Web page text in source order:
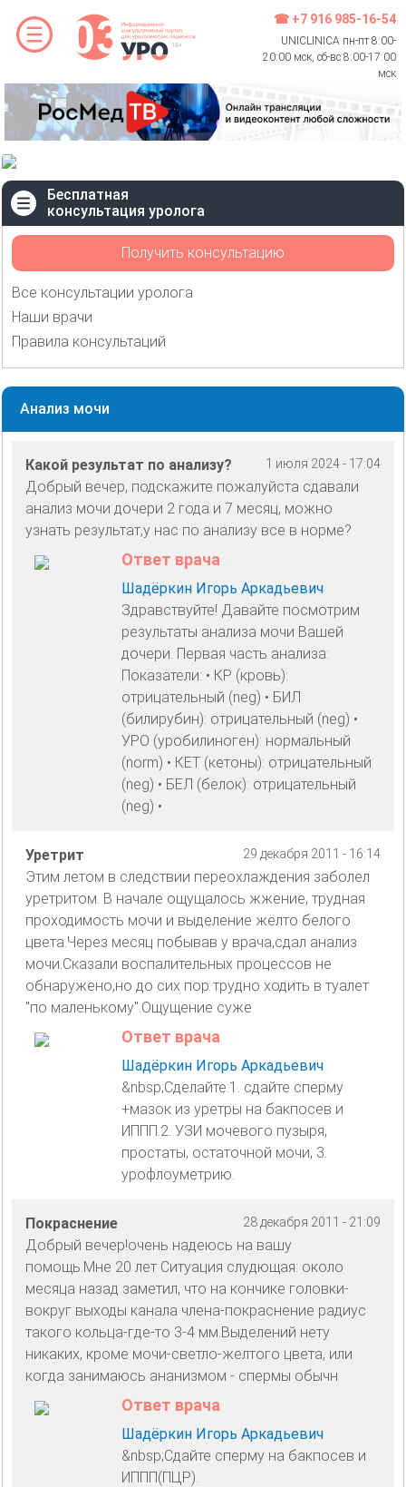
☎ +7 916 985-16-54
UNICLINICA пн-пт 8:00-
20:00 мск, сб-вс 8:00-17:00
мск
Бесплатная
консультация уролога
Получить консультацию
Все консультации уролога
Наши врачи
Правила консультаций
Анализ мочи
1 июля 2024 - 17:04
Какой результат по анализу?
Добрый вечер, подскажите пожалуйста сдавали
анализ мочи дочери 2 года и 7 месяц, можно
узнать результат,у нас по анализу все в норме?
Ответ врача
Шадёркин Игорь Аркадьевич
Здравствуйте! Давайте посмотрим
результаты анализа мочи Вашей
дочери. Первая часть анализа:
Показатели: • КР (кровь):
отрицательный (neg) • БИЛ
(билирубин): отрицательный (neg) •
УРО (уробилиноген): нормальный
(norm) • КЕТ (кетоны): отрицательный
(neg) • БЕЛ (белок): отрицательный
(neg) •
29 декабря 2011 - 16:14
Уретрит
Этим летом в следствии переохлаждения заболел
уретритом. В начале ощущалось жжение, трудная
проходимость мочи и выделение жёлто белого
цвета.Через месяц побывав у врача,сдал анализ
мочи.Сказали воспалительных процессов не
обнаружено,но до сих пор трудно ходить в туалет
"по маленькому".Ощущение суже
Ответ врача
Шадёркин Игорь Аркадьевич
&nbsp;Сделайте:1. сдайте сперму
+мазок из уретры на бакпосев и
ИППП.2. УЗИ мочевого пузыря,
простаты, остаточной мочи, 3.
урофлоуметрию.
28 декабря 2011 - 21:09
Покраснение
Добрый вечер!очень надеюсь на вашу
помощь.Мне 20 лет Ситуация слудющая: около
месяца назад заметил, что на кончике головки-
вокруг выходы канала члена-покраснение радиус
такого кольца-где-то 3-4 мм.Выделений нету
никаких, кроме мочи-светло-желтого цвета, или
когда занимаюсь ананизмом - спермы обычн
Ответ врача
Шадёркин Игорь Аркадьевич
&nbsp;Сдайте сперму на бакпосев и
ИППП(ПЦР).